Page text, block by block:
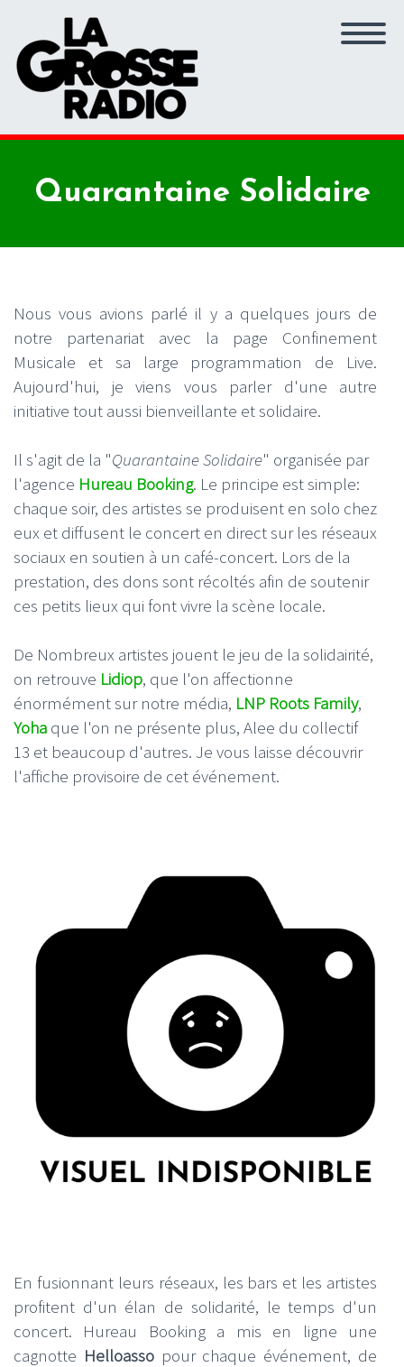
Quarantaine Solidaire
Nous vous avions parlé il y a quelques jours de
notre partenariat avec la page Confinement
Musicale et sa large programmation de Live.
Aujourd'hui, je viens vous parler d'une autre
initiative tout aussi bienveillante et solidaire.
Il s'agit de la "Quarantaine Solidaire" organisée par
l'agence Hureau Booking. Le principe est simple:
chaque soir, des artistes se produisent en solo chez
eux et diffusent le concert en direct sur les réseaux
sociaux en soutien à un café-concert. Lors de la
prestation, des dons sont récoltés afin de soutenir
ces petits lieux qui font vivre la scène locale.
De Nombreux artistes jouent le jeu de la solidairité,
on retrouve Lidiop, que l'on affectionne
énormément sur notre média, LNP Roots Family,
Yoha que l'on ne présente plus, Alee du collectif
13 et beaucoup d'autres. Je vous laisse découvrir
l'affiche provisoire de cet événement.
En fusionnant leurs réseaux, les bars et les artistes
profitent d'un élan de solidarité, le temps d'un
concert. Hureau Booking a mis en ligne une
cagnotte Helloasso pour chaque événement, de